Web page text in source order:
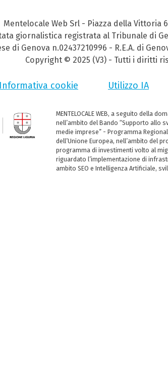
Mentelocale Web Srl - Piazza della Vittoria
giornalistica registrata al Tribunale di
di Genova n.02437210996 - R.E.A. di
Copyright © 2025 (V3) - Tutti i diritti
Informativa cookie Utilizzo IA
MENTELOCALE WEB, a seguito della
nell’ambito del Bando “Supporto allo
medie imprese” - Programma
dell’Unione Europea, nell’ambito del
programma di investimenti volto al
riguardato l’implementazione di
ambito SEO e Intelligenza Artificiale,